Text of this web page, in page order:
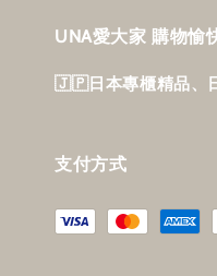
UNA愛大家 購物愉
🇯🇵日本專櫃精品、
支付方式